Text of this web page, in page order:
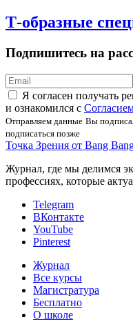
Т-образные
Подпишитесь на
Я соглаcен получать
и ознакомился с
Отправляем данные Вы
подписаться позже
Точка Зрения от Bang
Журнал, где мы делимся
профессиях, которые
Telegram
ВКонтакте
YouTube
Pinterest
Журнал
Все курсы
Магистратура
Бесплатно
О школе